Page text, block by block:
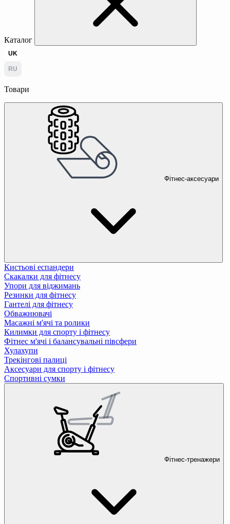
Каталог
UK
RU
Товари
Фітнес-аксесуари
Кистьові еспандери
Скакалки для фітнесу
Упори для віджимань
Резинки для фітнесу
Гантелі для фітнесу
Обважнювачі
Масажні м'ячі та ролики
Килимки для спорту і фітнесу
Фітнес м'ячі і балансувальні півсфери
Хулахупи
Трекінгові палиці
Аксесуари для спорту і фітнесу
Спортивні сумки
Фітнес-тренажери